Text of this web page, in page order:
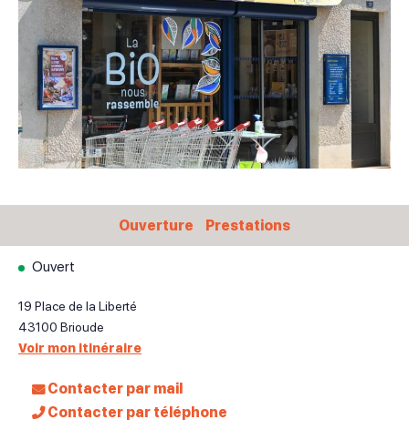
Ouverture Prestations
Ouvert
19 Place de la Liberté
43100 Brioude
Voir mon itinéraire
Contacter par mail
Contacter par téléphone